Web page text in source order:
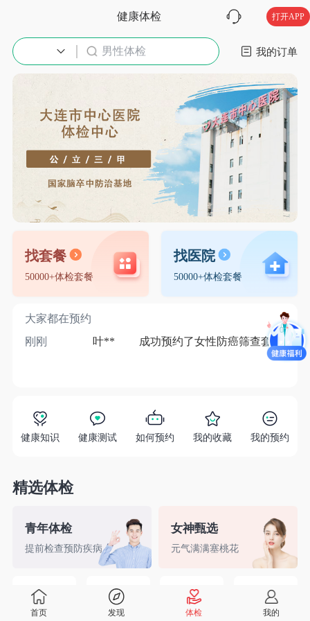
健康体检 打开APP
男性体检 入职体检 我的订单
找套餐
50000+体检套餐
找医院
50000+体检套餐
大家都在预约
刚刚
叶** 成功预约了女性防癌筛查套餐 1分
健康知识 健康测试 如何预约 我的收藏 我的预约
精选体检
青年体检
提前检查预防疾病
女神甄选
元气满满塞桃花
精英白领 备孕检查 入职体检 婚前检查
首页 发现 体检 我的